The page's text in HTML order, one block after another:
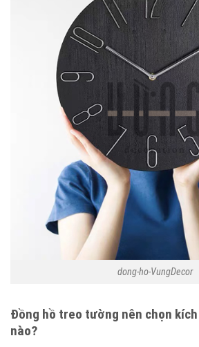
dong-ho-VungDecor
Đồng hồ treo tường nên chọn
nào?